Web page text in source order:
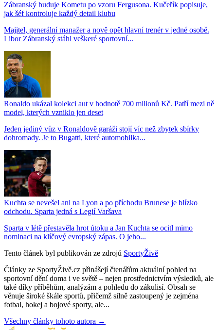
Zábranský buduje Kometu po vzoru Fergusona. Kučeřík popisuje,
jak šéf kontroluje každý detail klubu
Majitel, generální manažer a nově opět hlavní trenér v jedné osobě.
Libor Zábranský stáhl veškeré sportovní...
Ronaldo ukázal kolekci aut v hodnotě 700 milionů Kč. Patří mezi ně
model, kterých vzniklo jen deset
Jeden jediný vůz v Ronaldově garáži stojí víc než zbytek sbírky
dohromady. Je to Bugatti, které automobilka...
Kuchta se nevešel ani na Lyon a po příchodu Brunese je blízko
odchodu. Sparta jedná s Legií Varšava
Sparta v létě přestavěla hrot útoku a Jan Kuchta se ocitl mimo
nominaci na klíčový evropský zápas. O jeho...
Tento článek byl publikován ze zdrojů SportyŽivě
Články ze SportyŽivě.cz přinášejí čtenářům aktuální pohled na
sportovní dění doma i ve světě – nejen prostřednictvím výsledků, ale
také díky příběhům, analýzám a pohledu do zákulisí. Obsah se
věnuje široké škále sportů, přičemž silně zastoupený je zejména
fotbal, hokej a bojové sporty, ale...
Všechny články tohoto autora →